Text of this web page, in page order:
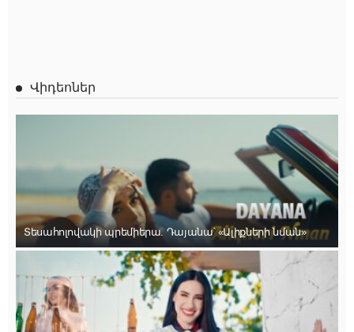
Վիդեոներ
Տեսահոլովակի պրեմիերա. Դայանա՝ «Ալիքների նման»